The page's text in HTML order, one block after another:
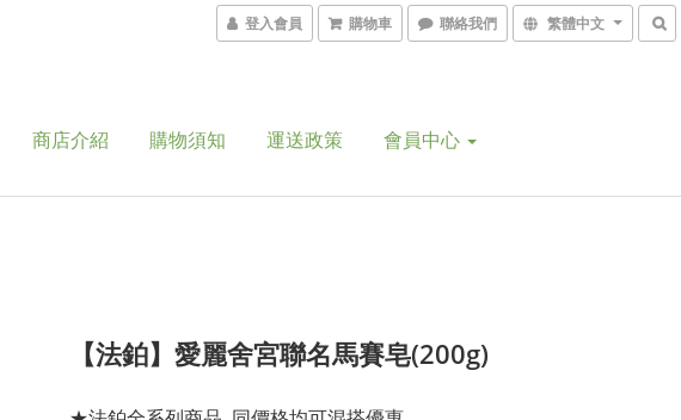
登入會員 購物車 聯絡我們 繁體中文
商店介紹 購物須知 運送政策 會員中心
【法鉑】愛麗舍宮聯名馬賽皂(200g)